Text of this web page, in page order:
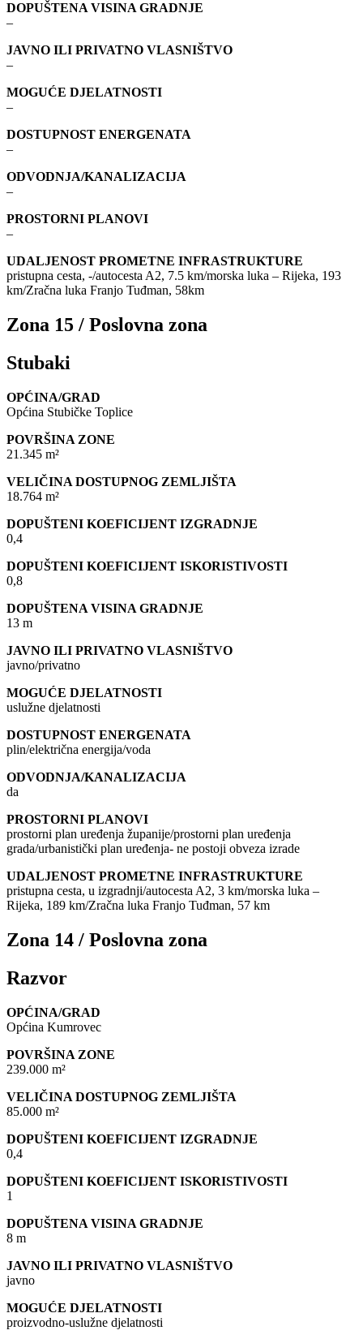
DOPUŠTENA VISINA GRADNJE
–
JAVNO ILI PRIVATNO VLASNIŠTVO
–
MOGUĆE DJELATNOSTI
–
DOSTUPNOST ENERGENATA
–
ODVODNJA/KANALIZACIJA
–
PROSTORNI PLANOVI
–
UDALJENOST PROMETNE INFRASTRUKTURE
pristupna cesta, -/autocesta A2, 7.5 km/morska luka – Rijeka, 193
km/Zračna luka Franjo Tuđman, 58km
Zona 15 / Poslovna zona
Stubaki
OPĆINA/GRAD
Općina Stubičke Toplice
POVRŠINA ZONE
21.345 m²
VELIČINA DOSTUPNOG ZEMLJIŠTA
18.764 m²
DOPUŠTENI KOEFICIJENT IZGRADNJE
0,4
DOPUŠTENI KOEFICIJENT ISKORISTIVOSTI
0,8
DOPUŠTENA VISINA GRADNJE
13 m
JAVNO ILI PRIVATNO VLASNIŠTVO
javno/privatno
MOGUĆE DJELATNOSTI
uslužne djelatnosti
DOSTUPNOST ENERGENATA
plin/električna energija/voda
ODVODNJA/KANALIZACIJA
da
PROSTORNI PLANOVI
prostorni plan uređenja županije/prostorni plan uređenja
grada/urbanistički plan uređenja- ne postoji obveza izrade
UDALJENOST PROMETNE INFRASTRUKTURE
pristupna cesta, u izgradnji/autocesta A2, 3 km/morska luka –
Rijeka, 189 km/Zračna luka Franjo Tuđman, 57 km
Zona 14 / Poslovna zona
Razvor
OPĆINA/GRAD
Općina Kumrovec
POVRŠINA ZONE
239.000 m²
VELIČINA DOSTUPNOG ZEMLJIŠTA
85.000 m²
DOPUŠTENI KOEFICIJENT IZGRADNJE
0,4
DOPUŠTENI KOEFICIJENT ISKORISTIVOSTI
1
DOPUŠTENA VISINA GRADNJE
8 m
JAVNO ILI PRIVATNO VLASNIŠTVO
javno
MOGUĆE DJELATNOSTI
proizvodno-uslužne djelatnosti